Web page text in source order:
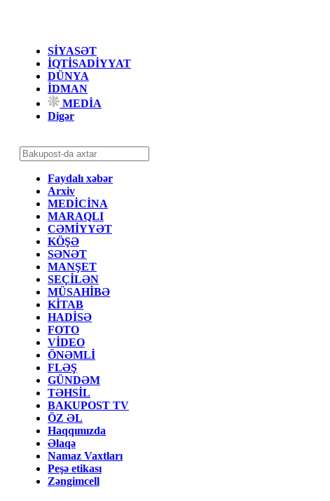
SİYASƏT
İQTİSADİYYAT
DÜNYA
İDMAN
MEDİA
Digər
Faydalı xəbər
Arxiv
MEDİCİNA
MARAQLI
CƏMİYYƏT
KÖŞƏ
SƏNƏT
MANŞET
SEÇİLƏN
MÜSAHİBƏ
KİTAB
HADİSƏ
FOTO
VİDEO
ÖNƏMLİ
FLƏŞ
GÜNDƏM
TƏHSİL
BAKUPOST TV
ÖZ ƏL
Haqqımızda
Əlaqə
Namaz Vaxtları
Peşə etikası
Zəngimcell